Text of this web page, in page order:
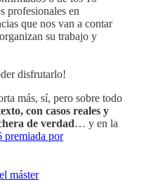
profesionales en
que nos van a contar
su trabajo y
disfrutarlo!
más, sí, pero sobre todo
con casos reales y
de verdad… y en la
premiada por
máster